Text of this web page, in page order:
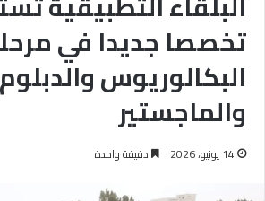
تخصصا جديدا في
البكالوريوس والدبلوم
والماجستير
14 يونيو، 2026 دقيقة واحدة